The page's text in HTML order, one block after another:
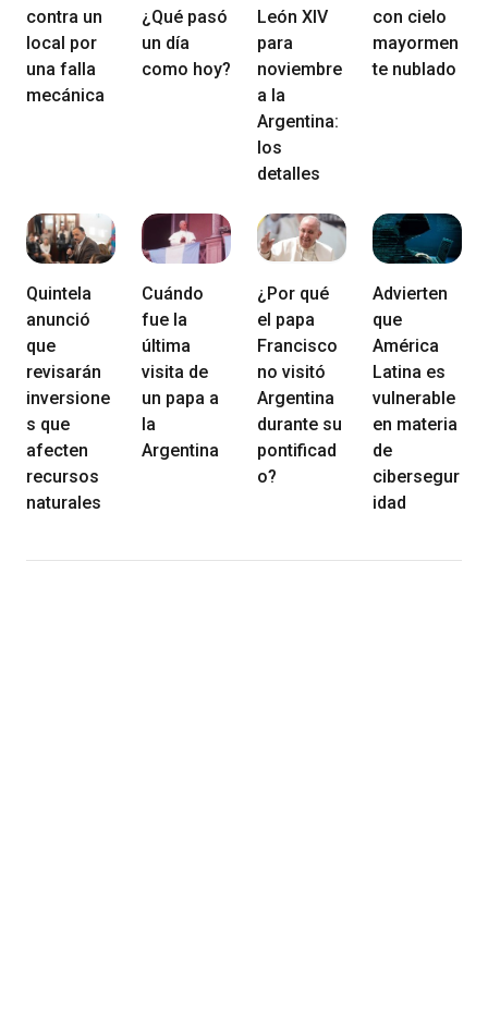
contra un
local por
una falla
mecánica
¿Qué pasó
un día
como hoy?
León XIV
para
noviembre
a la
Argentina:
los
detalles
con cielo
mayormen
te nublado
Quintela
anunció
que
revisarán
inversione
s que
afecten
recursos
naturales
Cuándo
fue la
última
visita de
un papa a
la
Argentina
¿Por qué
el papa
Francisco
no visitó
Argentina
durante su
pontificad
o?
Advierten
que
América
Latina es
vulnerable
en materia
de
cibersegur
idad